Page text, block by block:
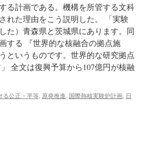
る計画である。機構を所管する文科
れた理由をこう説明した。 「実験
た）青森県と茨城県にあります。同
する 『世界的な核融合の拠点施
というものです。世界的な研究拠点
全文は復興予算から107億円が核融
る公正・平等, 原発推進, 国際熱核実験炉計画, 日